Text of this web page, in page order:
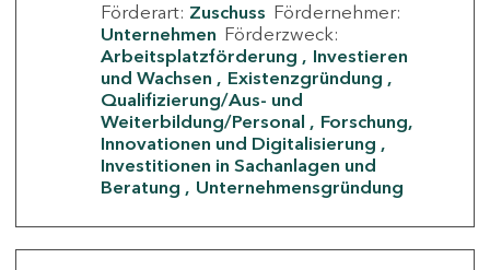
Förderart: Zuschuss Fördernehmer:
Unternehmen Förderzweck:
Arbeitsplatzförderung
Investieren
und Wachsen
Existenzgründung
Qualifizierung/Aus- und
Weiterbildung/Personal
Forschung,
Innovationen und Digitalisierung
Investitionen in Sachanlagen und
Beratung
Unternehmensgründung